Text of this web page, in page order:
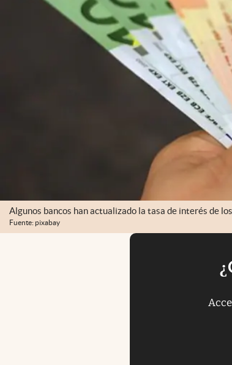
Algunos bancos han actualizado la tasa de interés de
Fuente: pixabay